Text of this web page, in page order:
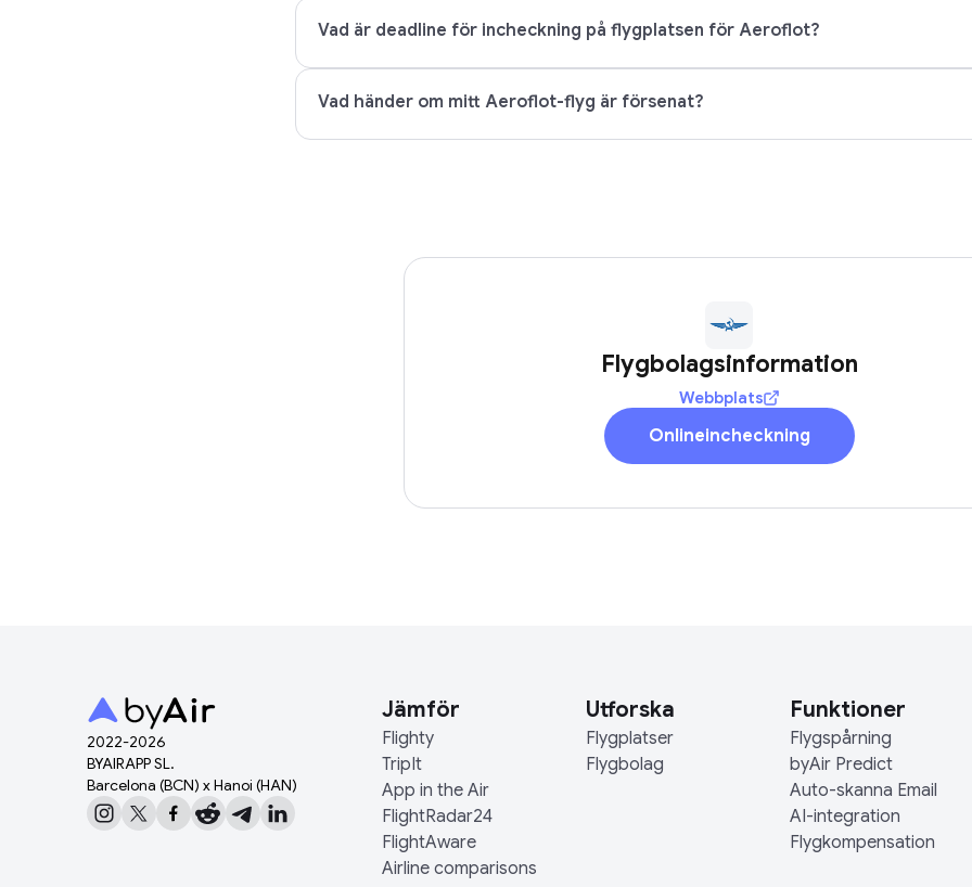
Vad är deadline för incheckning på flygplatsen för Aeroflot?
Vad händer om mitt Aeroflot-flyg är försenat?
Flygbolagsinformation
Webbplats
Onlineincheckning
2022-2026
BYAIRAPP SL.
Barcelona (BCN) x Hanoi (HAN)
Jämför
Flighty
TripIt
App in the Air
FlightRadar24
FlightAware
Airline comparisons
Utforska
Flygplatser
Flygbolag
Funktioner
Flygspårning
byAir Predict
Auto-skanna Email
AI-integration
Flygkompensation